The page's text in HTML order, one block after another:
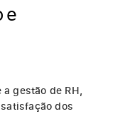
e
gestão de RH,
dos